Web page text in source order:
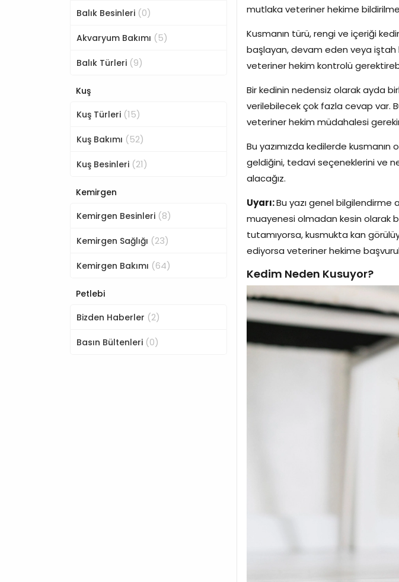
mutlaka veteriner hekime
Kusmanın türü, rengi ve içeriği
başlayan, devam eden veya iştah
veteriner hekim kontrolü
Bir kedinin nedensiz olarak ayda
verilebilecek çok fazla cevap var.
veteriner hekim müdahalesi
Bu yazımızda kedilerde
geldiğini, tedavi seçeneklerini ve
alacağız.
Uyarı:Bu yazı genel bilgilendirme
muayenesi olmadan kesin olarak
tutamıyorsa, kusmukta kan
ediyorsa veteriner hekime
Kedim Neden Kusuyor?
Balık Besinleri (0)
Akvaryum Bakımı (5)
Balık Türleri (9)
Kuş
Kuş Türleri (15)
Kuş Bakımı (52)
Kuş Besinleri (21)
Kemirgen
Kemirgen Besinleri (8)
Kemirgen Sağlığı (23)
Kemirgen Bakımı (64)
Petlebi
Bizden Haberler (2)
Basın Bültenleri (0)